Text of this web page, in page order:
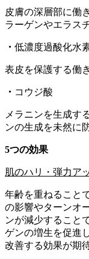
皮膚の深層部に働
ラーゲンやエラス
・ 低濃度過酸化水
表皮を保護する働
・ コウジ酸
メラニンを生成す
ンの生成を未然に
5つの効果
肌のハリ・弾力ア
年齢を重ねること
の影響やターンオ
ンが減少すること
ゲンの増生を促進
改善する効果が期